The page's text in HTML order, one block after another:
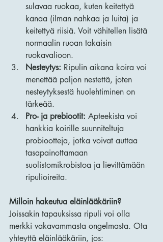
sulavaa ruokaa, kuten keitettyä
kanaa (ilman nahkaa ja luita) ja
keitettyä riisiä. Voit vähitellen lisätä
normaalin ruoan takaisin
ruokavalioon.
Nesteytys: Ripulin aikana koira voi
menettää paljon nestettä, joten
nesteytyksestä huolehtiminen on
tärkeää.
Pro- ja prebiootit: Apteekista voi
hankkia koirille suunniteltuja
probiootteja, jotka voivat auttaa
tasapainottamaan
suolistomikrobistoa ja lievittämään
ripulioireita.
Milloin hakeutua eläinlääkäriin?
Joissakin tapauksissa ripuli voi olla
merkki vakavammasta ongelmasta. Ota
yhteyttä eläinlääkäriin, jos: